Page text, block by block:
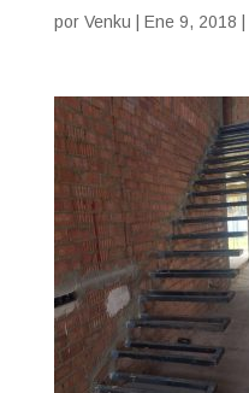
por Venku Ene 9, 2018